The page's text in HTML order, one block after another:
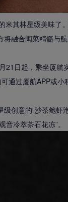
其林星级美味了
融合闽菜精髓与
21日起，乘坐厦航
通过厦航APP或小
创意的“沙茶鲍虾
冷萃茶石花冻”。